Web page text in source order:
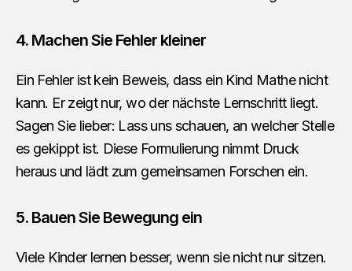
4. Machen Sie Fehler kleiner
Ein Fehler ist kein Beweis, dass ein Kind Mathe nicht
kann. Er zeigt nur, wo der nächste Lernschritt liegt.
Sagen Sie lieber: Lass uns schauen, an welcher Stelle
es gekippt ist. Diese Formulierung nimmt Druck
heraus und lädt zum gemeinsamen Forschen ein.
5. Bauen Sie Bewegung ein
Viele Kinder lernen besser, wenn sie nicht nur sitzen.